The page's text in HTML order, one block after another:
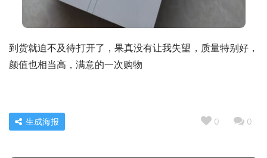
到货就迫不及待打开了，果真没有让我失望，质量特别好，
颜值也相当高，满意的一次购物
0 0
生成海报